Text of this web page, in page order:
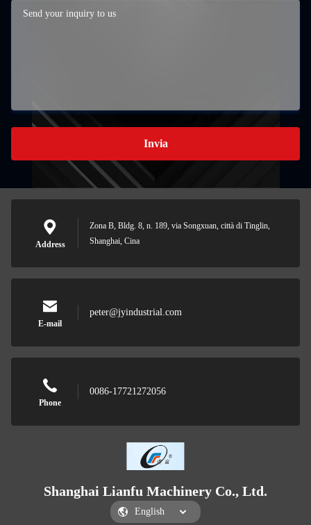
Invia
Address
Zona B, Bldg. 8, n. 189, via Songxuan, città di Tinglin,
Shanghai, Cina
E-mail
peter@jyindustrial.com
Phone
0086-17721272056
Shanghai Lianfu Machinery Co., Ltd.